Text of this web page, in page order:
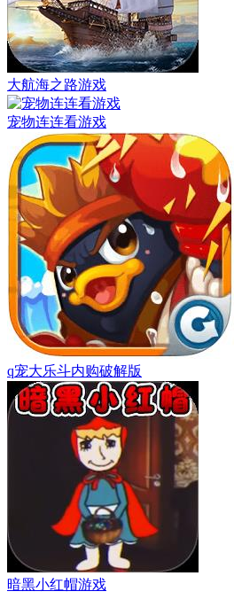
大航海之路游戏
宠物连连看游戏
q宠大乐斗内购破解版
暗黑小红帽游戏